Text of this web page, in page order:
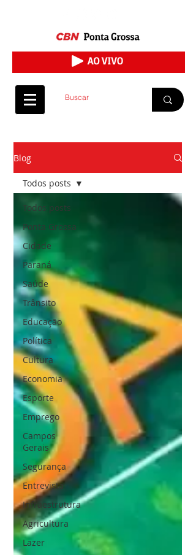
Blog
Todos posts
Ponta Grossa
Cidade
Paraná
Saúde
Trânsito
Educação
Política
Cultura
Economia
Esporte
Emprego
Campos
Gerais
Segurança
Entrevista
Infraestrutura
Agricultura
Lazer
Todos posts